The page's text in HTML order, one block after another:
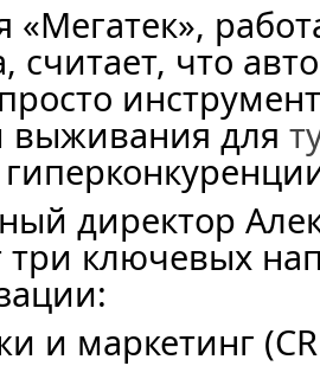
«Мегатек»,
считает, что
выживания для
директор
три ключевых
и маркетинг